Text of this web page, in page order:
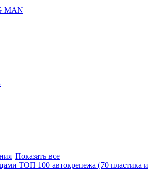
MAN
Показать все
ТОП 100 автокрепежа (70 пластика и